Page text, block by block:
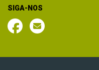
SIGA-NOS